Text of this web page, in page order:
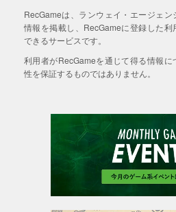
RecGameは、ランウェイ・エージェン
情報を掲載し、RecGameに登録した
できるサービスです。
利用者がRecGameを通じて得る情報
性を保証するものではありません。